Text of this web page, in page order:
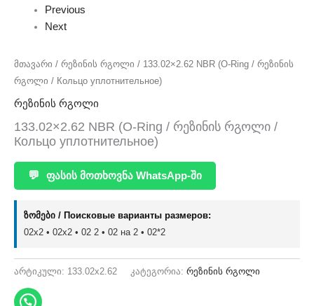
Previous
Next
მთავარი / რეზინის რგოლი / 133.02×2.62 NBR (O-Ring / რეზინის
რგოლი / Кольцо уплотнительное)
რეზინის რგოლი
133.02×2.62 NBR (O-Ring / რეზინის რგოლი /
Кольцо уплотнительное)
💬 ფასის მოთხოვნა WhatsApp-ში
ზომები / Поисковые варианты размеров:
02x2 • 02х2 • 02 2 • 02 на 2 • 02*2
არტიკული: 133.02x2.62 კატეგორია: რეზინის რგოლი